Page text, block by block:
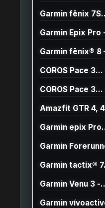
Garmin fēnix
Garmin Epix
Garmin fēnix®
COROS Pace
COROS Pace
Amazfit GTR 4,
Garmin epix
Garmin
Garmin tactix®
Garmin Venu 3
Garmin